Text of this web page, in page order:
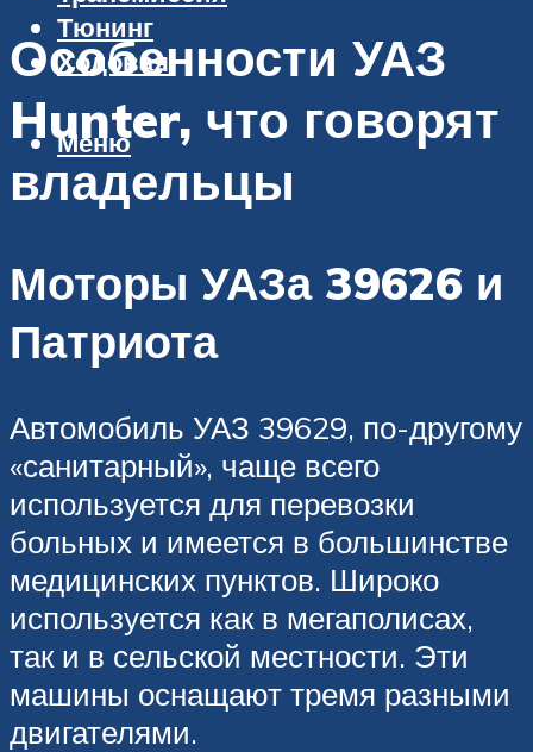
Тюнинг
Ходовая
Меню
Особенности УАЗ
Hunter, что говорят
владельцы
Моторы УАЗа 39626 и
Патриота
Автомобиль УАЗ 39629, по-другому
«санитарный», чаще всего
используется для перевозки
больных и имеется в большинстве
медицинских пунктов. Широко
используется как в мегаполисах,
так и в сельской местности. Эти
машины оснащают тремя разными
двигателями.